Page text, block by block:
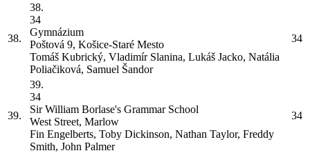
38.
38.
34
Gymnázium
Poštová 9, Košice-Staré Mesto
Tomáš Kubrický, Vladimír Slanina, Lukáš Jacko, Natália
Poliačiková, Samuel Šandor
34
39.
39.
34
Sir William Borlase's Grammar School
West Street, Marlow
Fin Engelberts, Toby Dickinson, Nathan Taylor, Freddy
Smith, John Palmer
34